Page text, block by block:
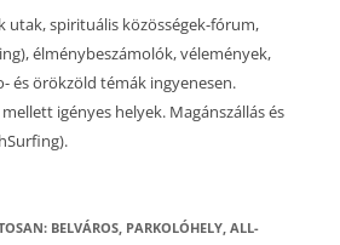
utak, spirituális közösségek-fórum,
élménybeszámolók, vélemények,
és örökzöld témák ingyenesen.
igényes helyek. Magánszállás és
BELVÁROS, PARKOLÓHELY, ALL-